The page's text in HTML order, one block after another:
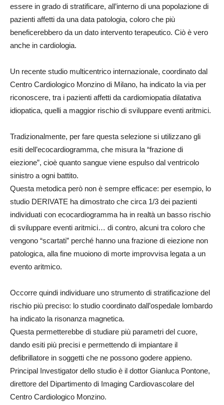
essere in grado di stratificare, all’interno di una popolazione di
pazienti affetti da una data patologia, coloro che più
beneficerebbero da un dato intervento terapeutico. Ciò è vero
anche in cardiologia.
Un recente studio multicentrico internazionale, coordinato dal
Centro Cardiologico Monzino di Milano, ha indicato la via per
riconoscere, tra i pazienti affetti da cardiomiopatia dilatativa
idiopatica, quelli a maggior rischio di sviluppare eventi aritmici.
Tradizionalmente, per fare questa selezione si utilizzano gli
esiti dell’ecocardiogramma, che misura la “frazione di
eiezione”, cioè quanto sangue viene espulso dal ventricolo
sinistro a ogni battito.
Questa metodica però non è sempre efficace: per esempio, lo
studio DERIVATE ha dimostrato che circa 1/3 dei pazienti
individuati con ecocardiogramma ha in realtà un basso rischio
di sviluppare eventi aritmici… di contro, alcuni tra coloro che
vengono “scartati” perché hanno una frazione di eiezione non
patologica, alla fine muoiono di morte improvvisa legata a un
evento aritmico.
Occorre quindi individuare uno strumento di stratificazione del
rischio più preciso: lo studio coordinato dall’ospedale lombardo
ha indicato la risonanza magnetica.
Questa permetterebbe di studiare più parametri del cuore,
dando esiti più precisi e permettendo di impiantare il
defibrillatore in soggetti che ne possono godere appieno.
Principal Investigator dello studio è il dottor Gianluca Pontone,
direttore del Dipartimento di Imaging Cardiovascolare del
Centro Cardiologico Monzino.